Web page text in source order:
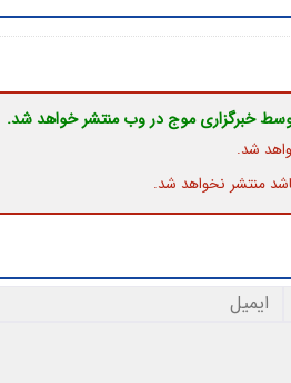
خبرگزاری موج در وب منتشر خواهد شد.
شد.
منتشر نخواهد شد.